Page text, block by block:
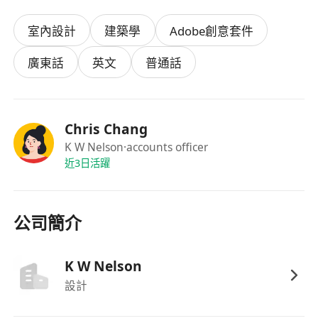
室內設計 建築學
Adobe創意套件
廣東話
英文 普通話
Chris Chang
K W Nelson·accounts officer
近3日活躍
公司簡介
K W Nelson
設計